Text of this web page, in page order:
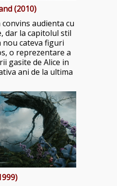
(2010)
audienta cu
dar la capitolul stil
nou cateva figuri
o reprezentare a
gasite de Alice in
ani de la ultima